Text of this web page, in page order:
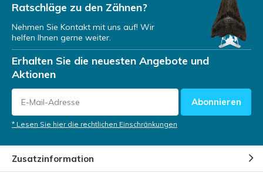
DurchNiels Cox
Investition
DurchNiels Cox
Tauchexpeditionen
Ratschläge zu den Zähnen?
Nehmen Sie Kontakt mit uns auf! Wir
helfen Ihnen gerne weiter.
Erhalten Sie die neuesten Angebote und
Aktionen
Abonnieren
* Lesen Sie hier die rechtlichen Einschränkungen
Zusatzinformation